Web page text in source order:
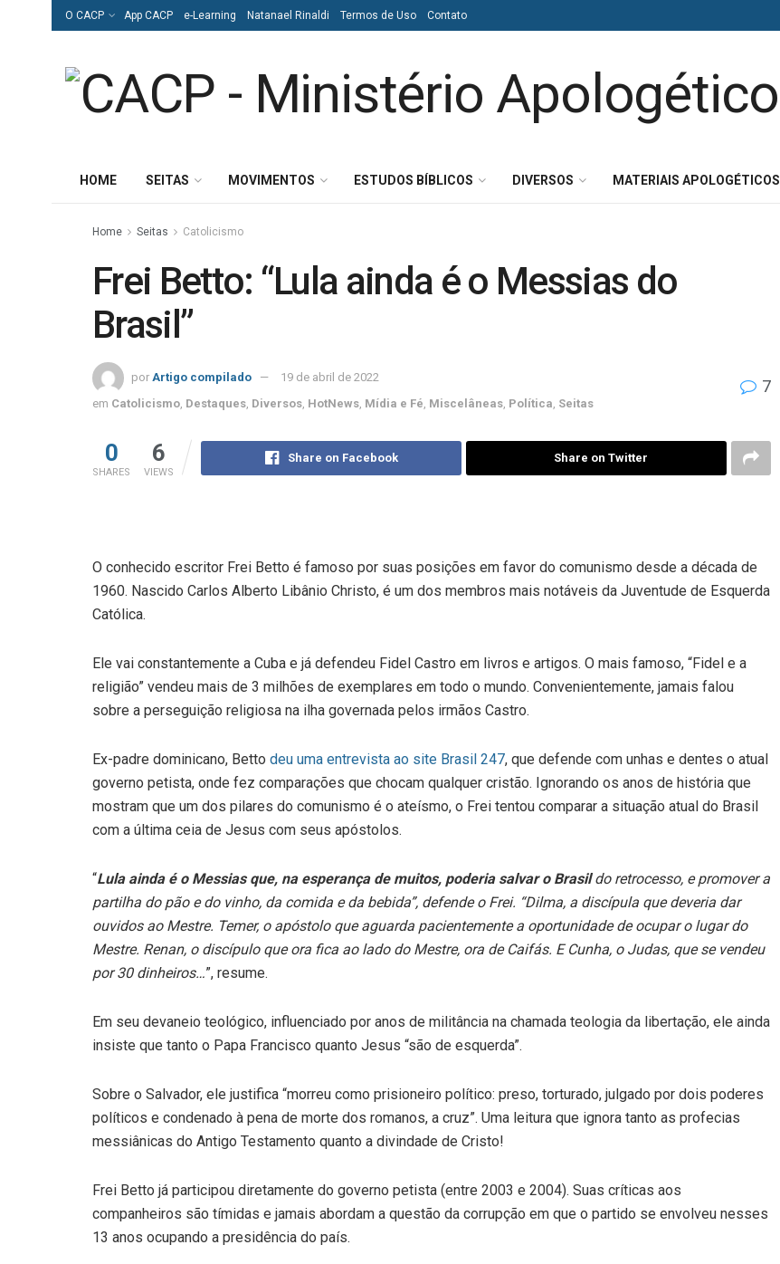
O CACP App CACP e-Learning Natanael Rinaldi Termos de Uso Contato
HOME SEITAS MOVIMENTOS ESTUDOS BÍBLICOS DIVERSOS MATERIAIS APOLOGÉTICOS
Home Seitas Catolicismo
Frei Betto: “Lula ainda é o Messias do
Brasil”
por Artigo compilado
19 de abril de 2022
em Catolicismo Destaques Diversos HotNews Mídia e Fé Miscelâneas Política Seitas
7
0
SHARES
6
VIEWS
Share on Facebook Share on Twitter
O conhecido escritor Frei Betto é famoso por suas posições em favor do comunismo desde a década de
1960. Nascido Carlos Alberto Libânio Christo, é um dos membros mais notáveis da Juventude de Esquerda
Católica.
Ele vai constantemente a Cuba e já defendeu Fidel Castro em livros e artigos. O mais famoso, “Fidel e a
religião” vendeu mais de 3 milhões de exemplares em todo o mundo. Convenientemente, jamais falou
sobre a perseguição religiosa na ilha governada pelos irmãos Castro.
Ex-padre dominicano, Betto deu uma entrevista ao site Brasil 247, que defende com unhas e dentes o atual
governo petista, onde fez comparações que chocam qualquer cristão. Ignorando os anos de história que
mostram que um dos pilares do comunismo é o ateísmo, o Frei tentou comparar a situação atual do Brasil
com a última ceia de Jesus com seus apóstolos.
“Lula ainda é o Messias que, na esperança de muitos, poderia salvar o Brasildo retrocesso, e promover a
partilha do pão e do vinho, da comida e da bebida”, defende o Frei. “Dilma, a discípula que deveria dar
ouvidos ao Mestre. Temer, o apóstolo que aguarda pacientemente a oportunidade de ocupar o lugar do
Mestre. Renan, o discípulo que ora fica ao lado do Mestre, ora de Caifás. E Cunha, o Judas, que se vendeu
por 30 dinheiros…”, resume.
Em seu devaneio teológico, influenciado por anos de militância na chamada teologia da libertação, ele ainda
insiste que tanto o Papa Francisco quanto Jesus “são de esquerda”.
Sobre o Salvador, ele justifica “morreu como prisioneiro político: preso, torturado, julgado por dois poderes
políticos e condenado à pena de morte dos romanos, a cruz”. Uma leitura que ignora tanto as profecias
messiânicas do Antigo Testamento quanto a divindade de Cristo!
Frei Betto já participou diretamente do governo petista (entre 2003 e 2004). Suas críticas aos
companheiros são tímidas e jamais abordam a questão da corrupção em que o partido se envolveu nesses
13 anos ocupando a presidência do país.